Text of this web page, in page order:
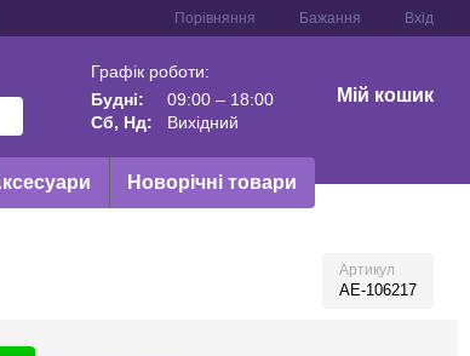
Порівняння Бажання Вхід
Графік роботи:
Будні:
09:00 – 18:00
Сб, Нд:
Вихідний
Мій кошик
Новорічні товари
Артикул
AE-106217